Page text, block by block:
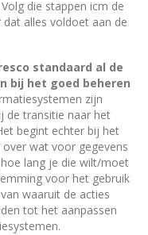
die stappen icm de
alles voldoet aan de
standaard al de
bij het goed beheren
zijn
de transitie naar het
begint echter bij het
wat voor gegevens
lang je die wilt/moet
voor het gebruik
waaruit de acties
tot het aanpassen